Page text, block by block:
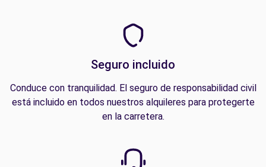
Seguro incluido
Conduce con tranquilidad. El seguro de responsabilidad civil
está incluido en todos nuestros alquileres para protegerte
en la carretera.